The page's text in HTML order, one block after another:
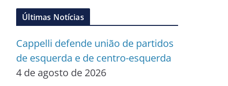
Últimas Notícias
Cappelli defende união de partidos
de esquerda e de centro-esquerda
4 de agosto de 2026